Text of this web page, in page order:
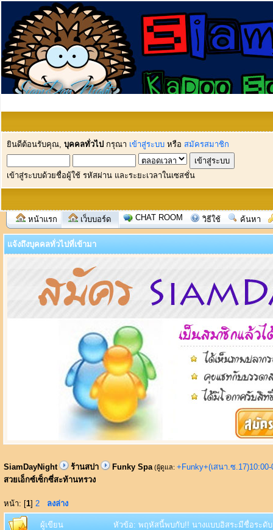
ยินดีต้อนรับคุณ, บุคคลทั่วไป กรุณา เข้าสู่ระบบ หรือ สมัครสมาชิก
เข้าสู่ระบบด้วยชื่อผู้ใช้ รหัสผ่าน และระยะเวลาในเซสชั่น
หน้าแรก เว็บบอร์ด CHAT ROOM วิธีใช้ ค้นหา
แจ้งถึงบุคคลทั่วไปที่เข้ามา
SiamDayNight ร้านสปา Funky Spa (ผู้ดูแล: +Funky+(เสนา.ซ
สวยเอ็กซ์เซ็กซี่สะท้านทรวง
หน้า: [1] 2 ลงล่าง
ผู้เขียน หัวข้อ: พฤหัสนี้พบกับ!! นางแบบอิสระมีชื่อระดับ